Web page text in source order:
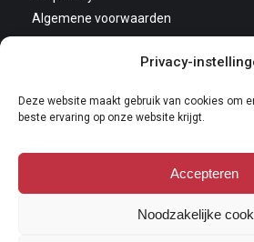
Privacy-
Deze website maakt gebruik van cookies om
beste ervaring op onze website krijgt.
Accepteren
Noodzakelijke
Algemene voorwaarden
Copyright 2026
vermeningvuldigd worden zonder